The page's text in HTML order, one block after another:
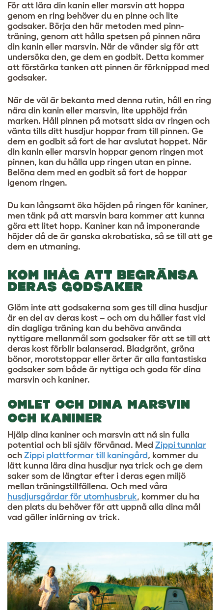
För att lära din kanin eller marsvin att hoppa
genom en ring behöver du en pinne och lite
godsaker. Börja den här metoden med pinn-
träning, genom att hålla spetsen på pinnen nära
din kanin eller marsvin. När de vänder sig för att
undersöka den, ge dem en godbit. Detta kommer
att förstärka tanken att pinnen är förknippad med
godsaker.
När de väl är bekanta med denna rutin, håll en ring
nära din kanin eller marsvin, lite upphöjd från
marken. Håll pinnen på motsatt sida av ringen och
vänta tills ditt husdjur hoppar fram till pinnen. Ge
dem en godbit så fort de har avslutat hoppet. När
din kanin eller marsvin hoppar genom ringen mot
pinnen, kan du hålla upp ringen utan en pinne.
Belöna dem med en godbit så fort de hoppar
igenom ringen.
Du kan långsamt öka höjden på ringen för kaniner,
men tänk på att marsvin bara kommer att kunna
göra ett litet hopp. Kaniner kan nå imponerande
höjder då de är ganska akrobatiska, så se till att ge
dem en utmaning.
KOM IHÅG ATT BEGRÄNSA
DERAS GODSAKER
Glöm inte att godsakerna som ges till dina husdjur
är en del av deras kost – och om du håller fast vid
din dagliga träning kan du behöva använda
nyttigare mellanmål som godsaker för att se till att
deras kost förblir balanserad. Bladgrönt, gröna
bönor, morotstoppar eller örter är alla fantastiska
godsaker som både är nyttiga och goda för dina
marsvin och kaniner.
OMLET OCH DINA MARSVIN
OCH KANINER
Hjälp dina kaniner och marsvin att nå sin fulla
potential och bli själv förvånad. Med Zippi tunnlar
och Zippi plattformar till kaningård , kommer du
lätt kunna lära dina husdjur nya trick och ge dem
saker som de längtar efter i deras egen miljö
mellan träningstillfällena. Och med våra
husdjursgårdar för utomhusbruk, kommer du ha
den plats du behöver för att uppnå alla dina mål
vad gäller inlärning av trick.